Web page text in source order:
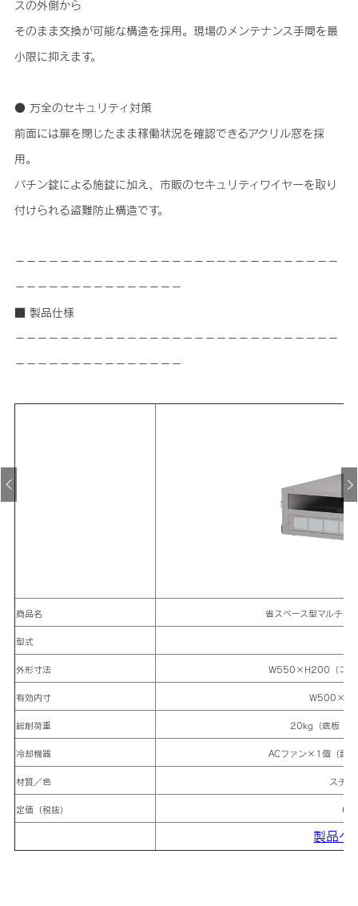
スの外側から
そのまま交換が可能な構造を採用。現場のメンテナンス手間を最
小限に抑えます。
● 万全のセキュリティ対策
前面には扉を閉じたまま稼働状況を確認できるアクリル窓を採
用。
パチン錠による施錠に加え、市販のセキュリティワイヤーを取り
付けられる盗難防止構造です。
－－－－－－－－－－－－－－－－－－－－－－－－－－－－－
－－－－－－－－－－－－－－－
■ 製品仕様
－－－－－－－－－－－－－－－－－－－－－－－－－－－－－
－－－－－－－－－－－－－－－
商品名 省スペース型マルチ防
型式
外形寸法 W550×H200（ゴ
有効内寸
総耐荷重 20kg（底板：
冷却機器 ACファン×1個（許
材質／色 スチ
定価（税抜）
製品ペ